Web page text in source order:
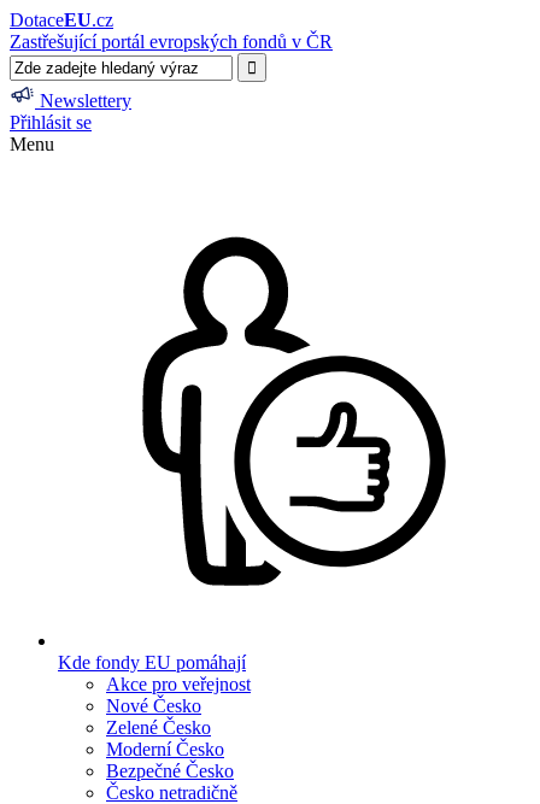
DotaceEU.cz
Zastřešující portál evropských fondů v ČR
Newslettery
Přihlásit se
Menu
Kde fondy EU pomáhají
Akce pro veřejnost
Nové Česko
Zelené Česko
Moderní Česko
Bezpečné Česko
Česko netradičně